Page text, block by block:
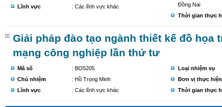
Lĩnh vực
: Các lĩnh vực khác
Đồng Nai
Thời gian thực
Giải pháp đào tạo ngành thiết kế đồ họa
mạng công nghiệp lần thứ tư
Mã số
: BO5205
Chủ nhiệm
: Hồ Trọng Minh
Lĩnh vực
: Các lĩnh vực khác
Loại nhiệm vụ
Đơn vị thực hiện
Thời gian thực